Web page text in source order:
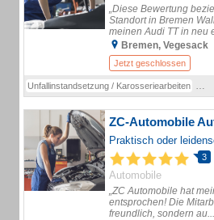
„Diese Bewertung
Standort in Bremen
meinen Audi TT in neu
Bremen, Vegesack
Jetzt geschlossen
Unfallinstandsetzung / Karosseriearbeiten
ZC-Automobile
3
Automobile
„ZC Automobile hat
entsprochen! Die
freundlich, sondern